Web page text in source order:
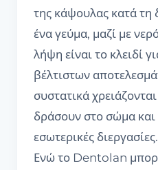
της κάψουλας κατά τη
ένα γεύμα, μαζί με
λήψη είναι το κλειδί
βέλτιστων
συστατικά
δράσουν στο σώμα και
εσωτερικές διεργασίες.
Ενώ το Dentolan